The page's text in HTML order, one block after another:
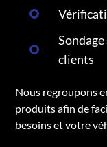
clients
Nous regroupons
produits afin de
besoins et votre